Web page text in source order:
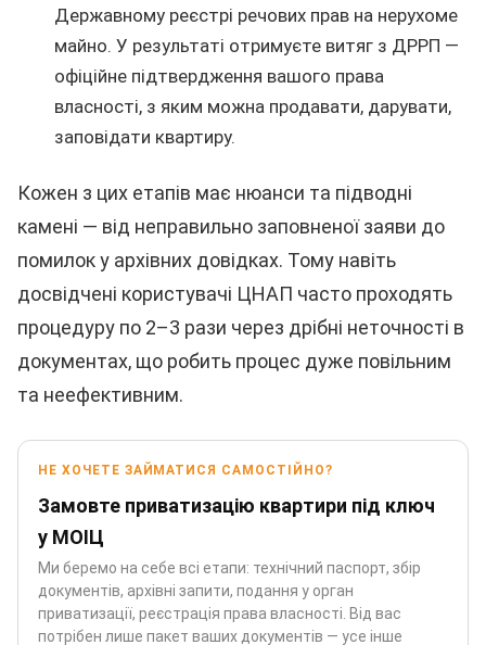
Державному реєстрі речових прав на нерухоме
майно. У результаті отримуєте витяг з ДРРП —
офіційне підтвердження вашого права
власності, з яким можна продавати, дарувати,
заповідати квартиру.
Кожен з цих етапів має нюанси та підводні
камені — від неправильно заповненої заяви до
помилок у архівних довідках. Тому навіть
досвідчені користувачі ЦНАП часто проходять
процедуру по 2–3 рази через дрібні неточності в
документах, що робить процес дуже повільним
та неефективним.
НЕ ХОЧЕТЕ ЗАЙМАТИСЯ САМОСТІЙНО?
Замовте приватизацію квартири під ключ
у МОІЦ
Ми беремо на себе всі етапи: технічний паспорт, збір
документів, архівні запити, подання у орган
приватизації, реєстрація права власності. Від вас
потрібен лише пакет ваших документів — усе інше